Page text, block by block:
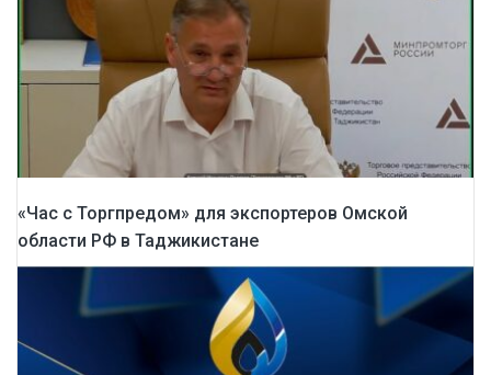
«Час с Торгпредом» для экспортеров Омской
области РФ в Таджикистане